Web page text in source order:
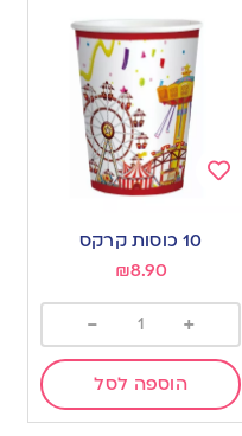
10 כוסות קרקס
₪8.90
+
-
הוספה לסל